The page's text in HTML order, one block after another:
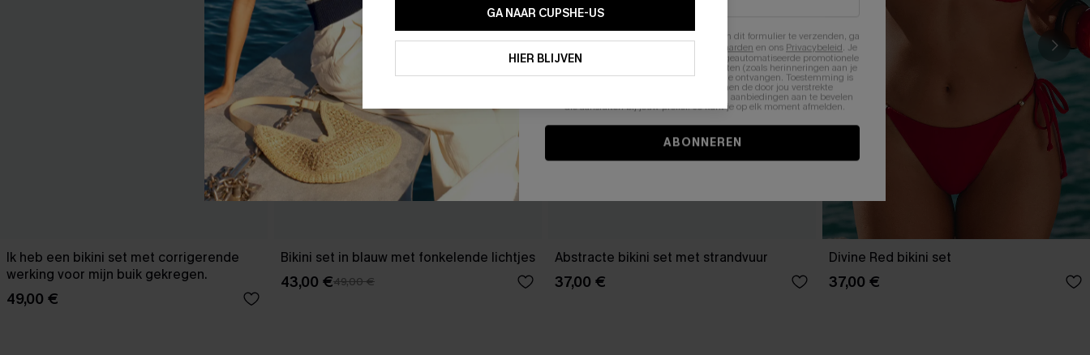
Ik heb een bikini set met corrigerende
werking voor mijn buik gekregen.
49,00 €
Bikini set in blauw met fonkelende lichtjes
43,00 €49,00 €
Abstracte bikini set met strandvuur
37,00 €
Divine Red bikini set
37,00 €
GA NAAR CUPSHE-US
HIER BLIJVEN
Door je contactgegevens in te vullen en dit formulier te verzenden, ga
Algemene Voorwaarden en ons Privacybeleid. Je
stemt er tevens mee in om herhaalde geautomatiseerde promotionele
en gepersonaliseerde marketingberichten (zoals herinneringen aan je
winkelwagen) en e-mails van Cupshe te ontvangen. Toestemming is
niet vereist voor een aankoop. We kunnen de door jou verstrekte
informatie gebruiken om producten en aanbiedingen aan te bevelen
die aansluiten bij jouw profiel. Je kunt je op elk moment afmelden.
ABONNEREN